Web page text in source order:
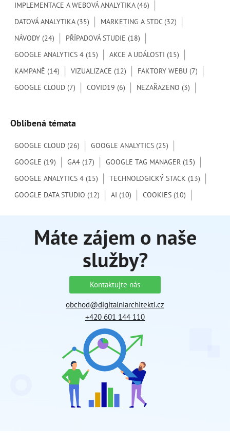
IMPLEMENTACE A WEBOVÁ ANALYTIKA(46)
DATOVÁ ANALYTIKA(35) MARKETING A STDC(32)
NÁVODY (24) PŘÍPADOVÁ STUDIE (18)
GOOGLE ANALYTICS 4 (15) AKCE A UDÁLOSTI (15)
KAMPANĚ (14) VIZUALIZACE (12) FAKTORY WEBU (7)
GOOGLE CLOUD (7) COVID19 (6) NEZAŘAZENO (3)
Oblíbená témata
GOOGLE CLOUD (26) GOOGLE ANALYTICS (25)
GOOGLE (19) GA4 (17) GOOGLE TAG MANAGER (15)
GOOGLE ANALYTICS 4 (15) TECHNOLOGICKÝ STACK (13)
GOOGLE DATA STUDIO (12) AI (10) COOKIES (10)
Máte zájem o naše
služby?
Kontaktujte nás
obchod@digitalniarchitekti.cz
+420 601 144 110